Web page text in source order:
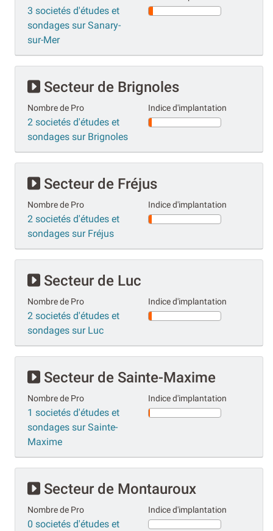
3 societés d'études et
sondages sur Sanary-
sur-Mer
Secteur de Brignoles
Nombre de Pro
2 societés d'études et
sondages sur Brignoles
Indice d'implantation
Secteur de Fréjus
Nombre de Pro
2 societés d'études et
sondages sur Fréjus
Indice d'implantation
Secteur de Luc
Nombre de Pro
2 societés d'études et
sondages sur Luc
Indice d'implantation
Secteur de Sainte-Maxime
Nombre de Pro
1 societés d'études et
sondages sur Sainte-
Maxime
Indice d'implantation
Secteur de Montauroux
Nombre de Pro
0 societés d'études et
Indice d'implantation